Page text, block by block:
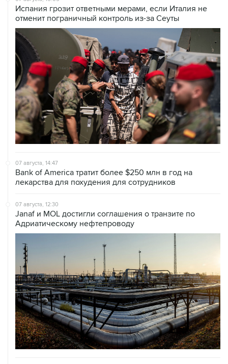
Испания грозит ответными мерами, если Италия не
отменит пограничный контроль из-за Сеуты
07 августа, 14:47
Bank of America тратит более $250 млн в год на
лекарства для похудения для сотрудников
07 августа, 12:30
Janaf и MOL достигли соглашения о транзите по
Адриатическому нефтепроводу